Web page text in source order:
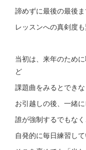
諦めずに最後の最後ま
レッスンへの真剣度も
当初は、来年のため
ど
課題曲をみるとできな
お引越しの後、一緒
誰が強制するでもな
自発的に毎日練習して